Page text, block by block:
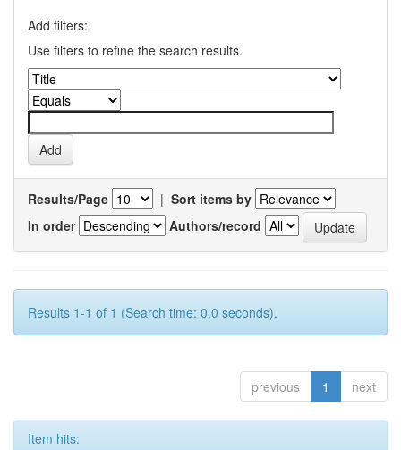
Add filters:
Use filters to refine the search results.
Results/Page | Sort items by
In order
Authors/record
Results 1-1 of 1 (Search time: 0.0 seconds).
previous 1 next
Item hits: